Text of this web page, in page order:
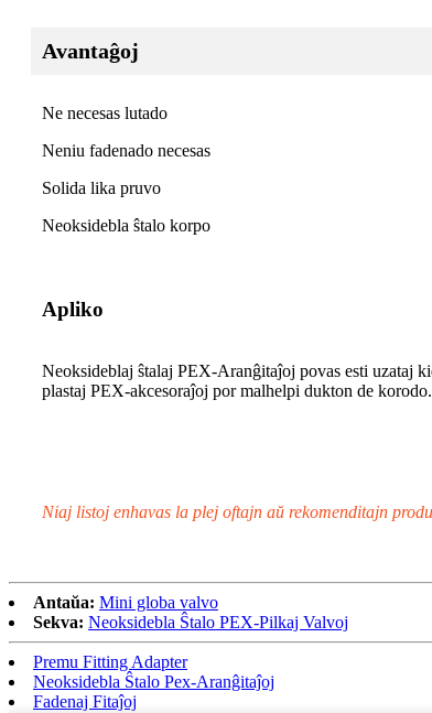
Avantaĝoj
Ne necesas lutado
Neniu fadenado necesas
Solida lika pruvo
Neoksidebla ŝtalo korpo
Apliko
Neoksideblaj ŝtalaj PEX-Aranĝitaĵoj povas esti uzataj
plastaj PEX-akcesoraĵoj por malhelpi dukton de korodo.
Niaj listoj enhavas la plej oftajn aŭ rekomenditajn
Antaŭa: Mini globa valvo
Sekva: Neoksidebla Ŝtalo PEX-Pilkaj Valvoj
Premu Fitting Adapter
Neoksidebla Ŝtalo Pex-Aranĝitaĵoj
Fadenaj Fitaĵoj